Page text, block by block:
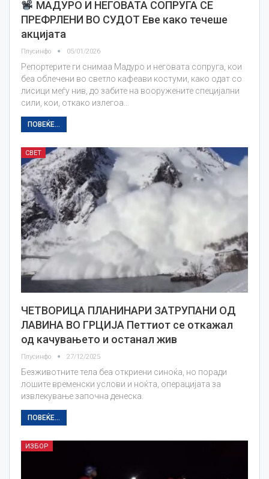
МАДУРО И НЕГОВАТА СОПРУГА СЕ
ПРЕФРЛЕНИ ВО СУДОТ Еве како течеше
акцијата
Плусинфо 05/01/2026
Репортерите ги снимаа Мадуро и неговата сопруга, кои
беа облечени во светло кафеави костуми, како одат со
лисици меѓу нив, до забите на вооружените специјални
сили, кои, откако излегоа…
ПОВЕЌЕ...
СВЕТ
ЧЕТВОРИЦА ПЛАНИНАРИ ЗАТРУПАНИ ОД
ЛАВИНА ВО ГРЦИЈА Петтиот се откажал
од качувањето и останал жив
Плусинфо 27/12/2025
Безживотните тела беа откриени синоќа, но поради
лошите временски услови и ноќта, операцијата за
извлекување започна денеска.
ПОВЕЌЕ...
ИЗБОР